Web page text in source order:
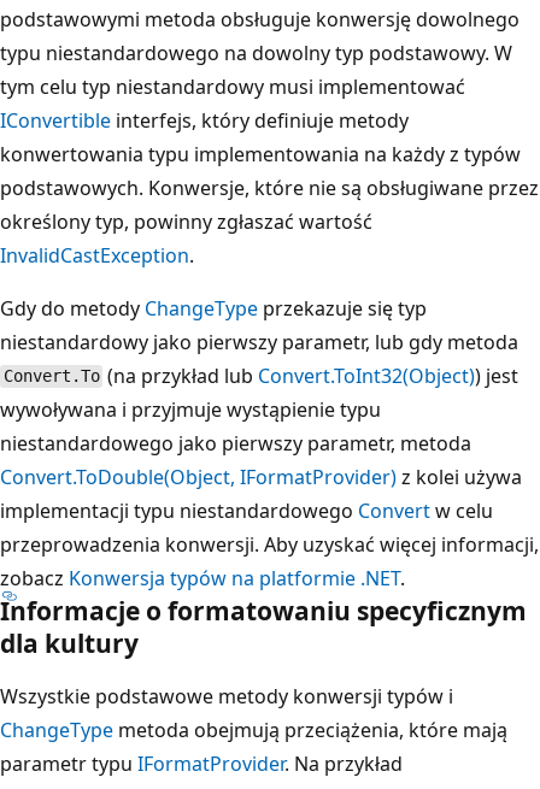
podstawowymi metoda obsługuje konwersję dowolnego
typu niestandardowego na dowolny typ podstawowy. W
tym celu typ niestandardowy musi implementować
IConvertible interfejs, który definiuje metody
konwertowania typu implementowania na każdy z typów
podstawowych. Konwersje, które nie są obsługiwane przez
określony typ, powinny zgłaszać wartość
InvalidCastException.
Gdy do metody ChangeType przekazuje się typ
niestandardowy jako pierwszy parametr, lub gdy metoda
Convert.To (na przykład lub Convert.ToInt32(Object)) jest
wywoływana i przyjmuje wystąpienie typu
niestandardowego jako pierwszy parametr, metoda
Convert.ToDouble(Object, IFormatProvider)z kolei używa
implementacji typu niestandardowego Convertw celu
przeprowadzenia konwersji. Aby uzyskać więcej informacji,
zobacz Konwersja typów na platformie .NET.
Informacje o formatowaniu specyficznym
dla kultury
Wszystkie podstawowe metody konwersji typów i
ChangeType metoda obejmują przeciążenia, które mają
parametr typu IFormatProvider. Na przykład